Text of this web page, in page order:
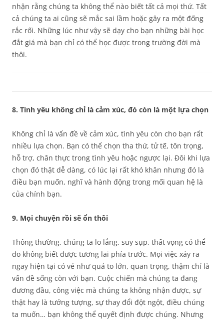
nhận rằng chúng ta không thể nào biết tất cả mọi thứ. Tất
cả chúng ta ai cũng sẽ mắc sai lầm hoặc gây ra một đống
rắc rối. Những lúc như vậy sẽ dạy cho bạn những bài học
đắt giá mà bạn chỉ có thể học được trong trường đời mà
thôi.
8. Tình yêu không chỉ là cảm xúc, đó còn là một lựa chọn
Không chỉ là vấn đề về cảm xúc, tình yêu còn cho bạn rất
nhiều lựa chọn. Bạn có thể chọn tha thứ, tử tế, tôn trọng,
hỗ trợ, chân thực trong tình yêu hoặc ngược lại. Đôi khi lựa
chọn đó thật dễ dàng, có lúc lại rất khó khăn nhưng đó là
điều bạn muốn, nghĩ và hành động trong mối quan hệ là
của chính bạn.
9. Mọi chuyện rồi sẽ ổn thôi
Thông thường, chúng ta lo lắng, suy sụp, thất vọng có thể
do không biết được tương lai phía trước. Mọi việc xảy ra
ngay hiện tại có vẻ như quá to lớn, quan trọng, thậm chí là
vấn đề sống còn với bạn. Cuộc chiến mà chúng ta đang
đương đầu, công việc mà chúng ta không nhận được, sự
thật hay là tưởng tượng, sự thay đổi đột ngột, điều chúng
ta muốn… bạn không thể quyết định được chúng. Nhưng